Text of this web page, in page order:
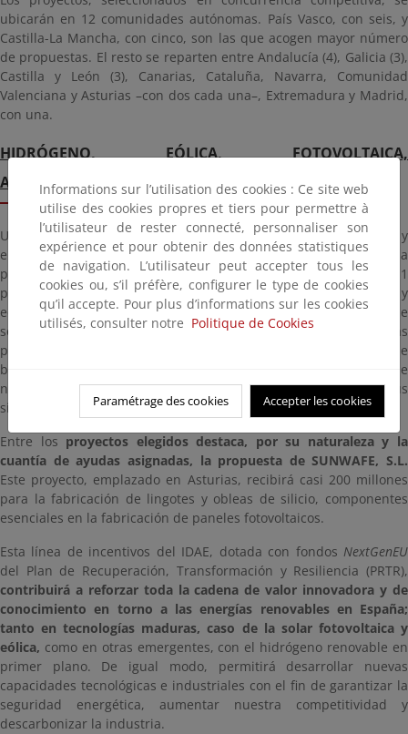
ubicarán en 12 comunidades autónomas. País Vasco, con seis, y
Castilla-La Mancha, con cinco, son las que acogen mayor número
de propuestas. El resto se reparten entre Andalucía (4), Galicia (3),
Castilla y León (3), Canarias, Cataluña, Navarra, Comunidad
Valenciana y Asturias –con dos cada una–, Extremadura y Madrid,
con una.
HIDRÓGENO, EÓLICA, FOTOVOLTAICA,
ALMACENAMIENTO
Un 30% de los expedientes corresponden a la fabricación y
ensamblaje de electrolizadores y otros componentes para la
producción de H2verde(10 proyectos). Por su parte, un 33% (11
proyectos) se asignan a desarrollos de estructuras y
equipamientos eólicos. Otros siete (un 21%) son proyectos de
solar fotovoltaica, cuatro de equipos y componentes de baterías
para almacenamiento eléctrico (12%) y uno más de fabricación de
bombas de calor (3%). Todos ellos atienden al principio rector de
no causar un daño significativo al medio ambiente (DNSH, por sus
siglas en inglés).
Entre los proyectos elegidos destaca, por su naturaleza y la
cuantía de ayudas asignadas, la propuesta de SUNWAFE, S.L.
Este proyecto, emplazado en Asturias, recibirá casi 200 millones
para la fabricación de lingotes y obleas de silicio, componentes
esenciales en la fabricación de paneles fotovoltaicos.
Esta línea de incentivos del IDAE, dotada con fondos NextGenEU
del Plan de Recuperación, Transformación y Resiliencia (PRTR),
contribuirá a reforzar toda la cadena de valor innovadora y de
conocimiento en torno a las energías renovables en España;
tanto en tecnologías maduras, caso de la solar fotovoltaica y
eólica, como en otras emergentes, con el hidrógeno renovable en
primer plano. De igual modo, permitirá desarrollar nuevas
capacidades tecnológicas e industriales con el fin de garantizar la
seguridad energética, aumentar nuestra competitividad y
descarbonizar la industria.
Informations sur l’utilisation des cookies : Ce site web
utilise des cookies propres et tiers pour permettre à
l’utilisateur de rester connecté, personnaliser son
expérience et pour obtenir des données statistiques
de navigation. L’utilisateur peut accepter tous les
cookies ou, s’il préfère, configurer le type de cookies
qu’il accepte. Pour plus d’informations sur les cookies
utilisés, consulter notre Politique de Cookies
Paramétrage des cookies Accepter les cookies